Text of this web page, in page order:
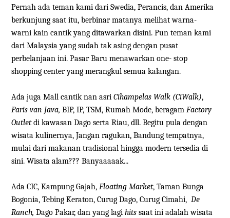
Pernah ada teman kami dari Swedia, Perancis, dan Amerika
berkunjung saat itu, berbinar matanya melihat warna-
warni kain cantik yang ditawarkan disini. Pun teman kami
dari Malaysia yang sudah tak asing dengan pusat
perbelanjaan ini. Pasar Baru menawarkan one- stop
shopping center yang merangkul semua kalangan.
Ada juga Mall cantik nan asriCihampelas Walk (CiWalk),
Paris van Java,BIP, IP, TSM, Rumah Mode, beragamFactory
Outletdi kawasan Dago serta Riau, dll. Begitu pula dengan
wisata kulinernya, Jangan ragukan, Bandung tempatnya,
mulai dari makanan tradisional hingga modern tersedia di
sini. Wisata alam??? Banyaaaaak...
Ada CIC, Kampung Gajah,Floating Market, Taman Bunga
Bogonia, Tebing Keraton, Curug Dago, Curug Cimahi,De
Ranch,Dago Pakar, dan yang lagihitssaat ini adalah wisata